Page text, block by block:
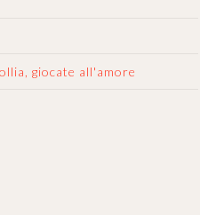
giocate all'amore